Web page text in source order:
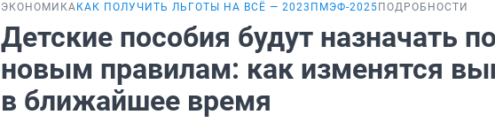
ЭКОНОМИКА КАК ПОЛУЧИТЬ ЛЬГОТЫ НА ВСЁ — 2023 ПМЭФ-2025 ПОДРОБНОСТИ
Детские пособия будут назначать по
новым правилам: как изменятся
в ближайшее время